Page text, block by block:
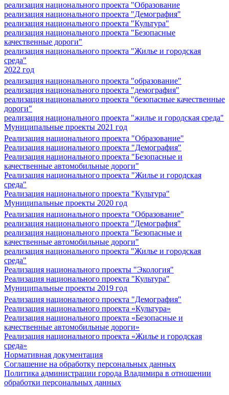
реализация национального проекта "Образование
реализация национального проекта "Демография"
реализация национального проекта "Культура"
реализация национального проекта "Безопасные
качественные дороги"
реализация национального проекта "Жилье и городская
среда"
2022 год
реализация национального проекта "образование"
реализация национального проекта "демография"
реализация национального проекта "безопасные качественные
дороги"
реализация национального проекта "жилье и городская среда"
Муниципальные проекты 2021 год
Реализация национального проекта "Образование"
Реализация национального проекта "Демография"
Реализация национального проекта "Безопасные и
качественные автомобильные дороги"
Реализация национального проекта "Жилье и городская
среда"
Реализация национального проекта "Культура"
Муниципальные проекты 2020 год
Реализация национального проекта "Образование"
реализация национального проекта "Демография"
реализация национального проекта "Безопасные и
качественные автомобильные дороги"
реализация национального проекта "Жилье и городская
среда"
Реализация национального проекты "Экология"
Реализация национального проекта "Культура"
Муниципальные проекты 2019 год
Реализация национального проекта "Демография"
Реализация национального проекта «Культура»
Реализация национального проекта «Безопасные и
качественные автомобильные дороги»
Реализация национального проекта «Жилье и городская
среда»
Нормативная документация
Соглашение на обработку персональных данных
Политика администрации города Владимира в отношении
обработки персональных данных